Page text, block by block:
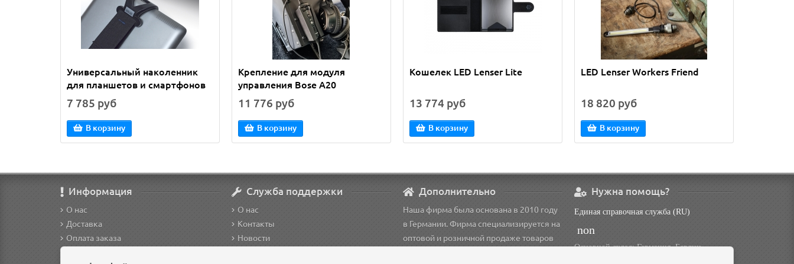
Универсальный наколенник
для планшетов и смартфонов
7 785 руб
В корзину
Крепление для модуля
управления Bose A20
11 776 руб
В корзину
Кошелек LED Lenser Lite
13 774 руб
В корзину
LED Lenser Workers Friend
18 820 руб
В корзину
Информация
О нас
Доставка
Оплата заказа
Служба поддержки
О нас
Контакты
Новости
Дополнительно
Наша фирма была основана в 2010 году
в Германии. Фирма специализируется на
оптовой и розничной продаже товаров
Нужна помощь?
Единая справочная служба (RU)
non
Основной склад: Германия, Берлин